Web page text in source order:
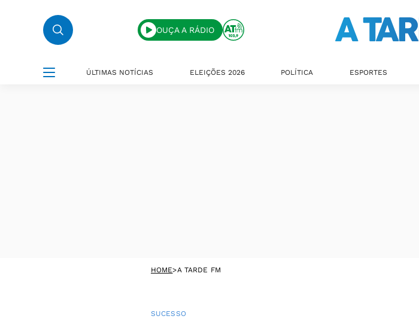
OUÇA A RÁDIO
ÚLTIMAS NOTÍCIAS ELEIÇÕES 2026 POLÍTICA ESPORTES
HOME>A TARDE FM
SUCESSO